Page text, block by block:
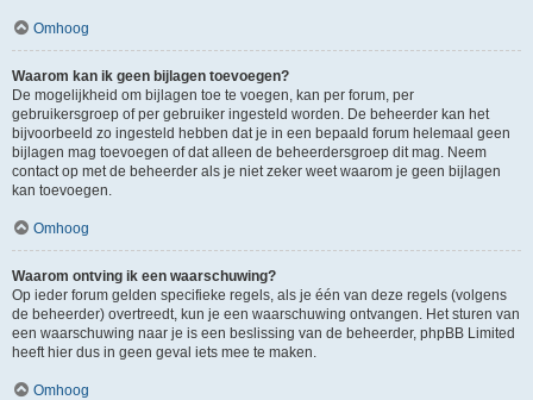
Omhoog
Waarom kan ik geen bijlagen toevoegen?
De mogelijkheid om bijlagen toe te voegen, kan per forum, per
gebruikersgroep of per gebruiker ingesteld worden. De beheerder kan het
bijvoorbeeld zo ingesteld hebben dat je in een bepaald forum helemaal geen
bijlagen mag toevoegen of dat alleen de beheerdersgroep dit mag. Neem
contact op met de beheerder als je niet zeker weet waarom je geen bijlagen
kan toevoegen.
Omhoog
Waarom ontving ik een waarschuwing?
Op ieder forum gelden specifieke regels, als je één van deze regels (volgens
de beheerder) overtreedt, kun je een waarschuwing ontvangen. Het sturen van
een waarschuwing naar je is een beslissing van de beheerder, phpBB Limited
heeft hier dus in geen geval iets mee te maken.
Omhoog